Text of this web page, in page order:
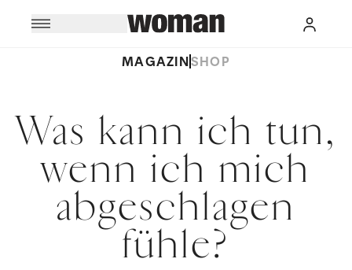
MAGAZINSHOP
Was kann ich tun,
wenn ich mich
abgeschlagen
fühle?